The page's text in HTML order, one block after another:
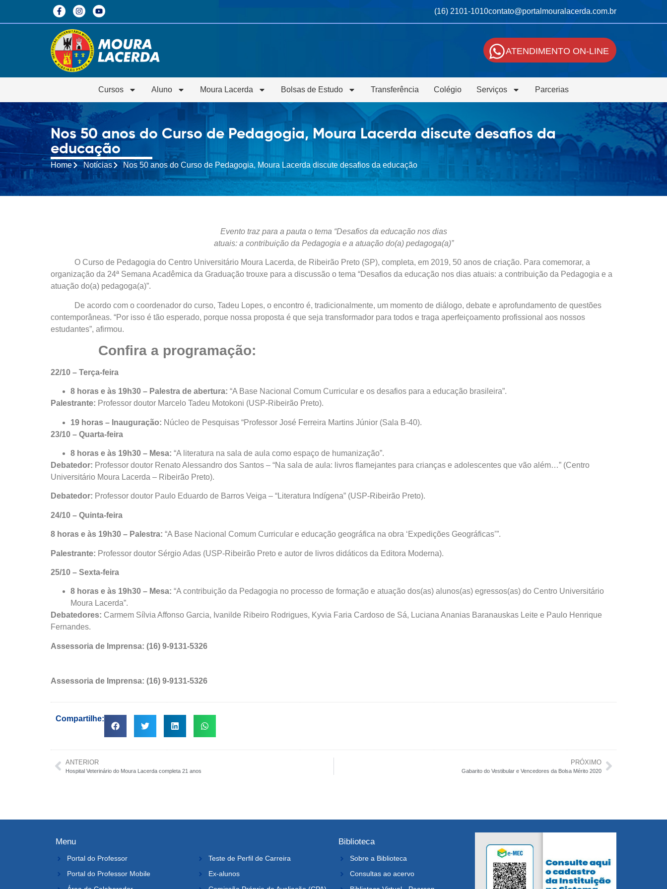
(16) 2101-1010contato@portalmouralacerda.com.br
ATENDIMENTO ON-LINE
Cursos Aluno Moura Lacerda Bolsas de Estudo Transferência Colégio Serviços Parcerias
Nos 50 anos do Curso de Pedagogia, Moura Lacerda discute desafios da
educação
Home Notícias Nos 50 anos do Curso de Pedagogia, Moura Lacerda discute desafios da educação
Evento traz para a pauta o tema “Desafios da educação nos dias
atuais: a contribuição da Pedagogia e a atuação do(a) pedagoga(a)”
O Curso de Pedagogia do Centro Universitário Moura Lacerda, de Ribeirão Preto (SP), completa, em 2019, 50 anos de criação. Para comemorar, a
organização da 24ª Semana Acadêmica da Graduação trouxe para a discussão o tema “Desafios da educação nos dias atuais: a contribuição da Pedagogia e a
atuação do(a) pedagoga(a)”.
De acordo com o coordenador do curso, Tadeu Lopes, o encontro é, tradicionalmente, um momento de diálogo, debate e aprofundamento de questões
contemporâneas. “Por isso é tão esperado, porque nossa proposta é que seja transformador para todos e traga aperfeiçoamento profissional aos nossos
estudantes”, afirmou.
Confira a programação:
22/10 – Terça-feira
8 horas e às 19h30 – Palestra de abertura: “A Base Nacional Comum Curricular e os desafios para a educação brasileira”.
Palestrante: Professor doutor Marcelo Tadeu Motokoni (USP-Ribeirão Preto).
19 horas – Inauguração: Núcleo de Pesquisas “Professor José Ferreira Martins Júnior (Sala B-40).
23/10 – Quarta-feira
8 horas e às 19h30 – Mesa: “A literatura na sala de aula como espaço de humanização”.
Debatedor: Professor doutor Renato Alessandro dos Santos – “Na sala de aula: livros flamejantes para crianças e adolescentes que vão além…” (Centro
Universitário Moura Lacerda – Ribeirão Preto).
Debatedor: Professor doutor Paulo Eduardo de Barros Veiga – “Literatura Indígena” (USP-Ribeirão Preto).
24/10 – Quinta-feira
8 horas e às 19h30 – Palestra: “A Base Nacional Comum Curricular e educação geográfica na obra ‘Expedições Geográficas’”.
Palestrante: Professor doutor Sérgio Adas (USP-Ribeirão Preto e autor de livros didáticos da Editora Moderna).
25/10 – Sexta-feira
8 horas e às 19h30 – Mesa: “A contribuição da Pedagogia no processo de formação e atuação dos(as) alunos(as) egressos(as) do Centro Universitário
Moura Lacerda”.
Debatedores: Carmem Sílvia Affonso Garcia, Ivanilde Ribeiro Rodrigues, Kyvia Faria Cardoso de Sá, Luciana Ananias Baranauskas Leite e Paulo Henrique
Fernandes.
Assessoria de Imprensa: (16) 9-9131-5326
Assessoria de Imprensa: (16) 9-9131-5326
Compartilhe:
ANTERIOR
Hospital Veterinário do Moura Lacerda completa 21 anos
PRÓXIMO
Gabarito do Vestibular e Vencedores da Bolsa Mérito 2020
Menu
Portal do Professor
Portal do Professor Mobile
Teste de Perfil de Carreira
Ex-alunos
Biblioteca
Sobre a Biblioteca
Consultas ao acervo